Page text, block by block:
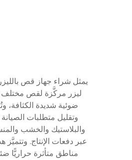
يمثل شراء جهاز قص
ليزر مركَّزة لقص مختلف
ضوئية شديدة
وتقليل متطلبات
والبلاستيك والخشب
عبر دفعات الإنتاج.
مناطق متأثرة حراريًّا